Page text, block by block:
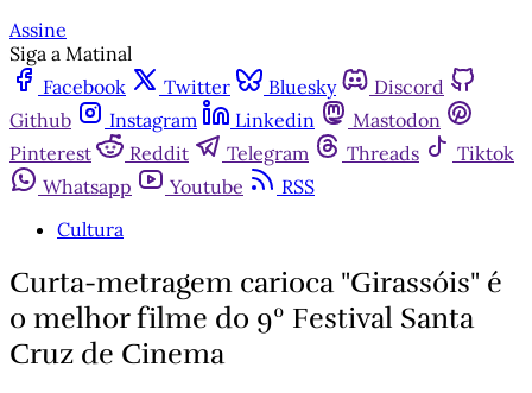
Assine
Siga a Matinal
Facebook
Twitter Bluesky
Discord
Github
Instagram Linkedin
Mastodon
Pinterest
Reddit Telegram Threads
Tiktok
Whatsapp
Youtube
RSS
Cultura
Curta-metragem carioca "Girassóis" é
o melhor filme do 9º Festival Santa
Cruz de Cinema